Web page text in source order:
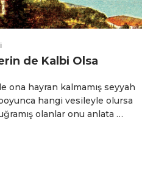
de Kalbi Olsa
ona hayran kalmamış seyyah
hangi vesileyle olursa
olanlar onu anlata …